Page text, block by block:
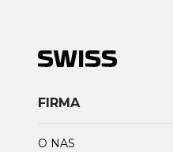
FIRMA
O NAS